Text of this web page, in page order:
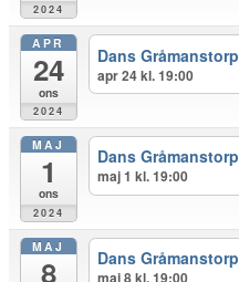
2024
APR
24
ons
2024
Dans Gråmanstorp
apr 24 kl. 19:00
MAJ
1
ons
2024
Dans Gråmanstorp
maj 1 kl. 19:00
MAJ
8 Dans Gråmanstorp
maj 8 kl. 19:00